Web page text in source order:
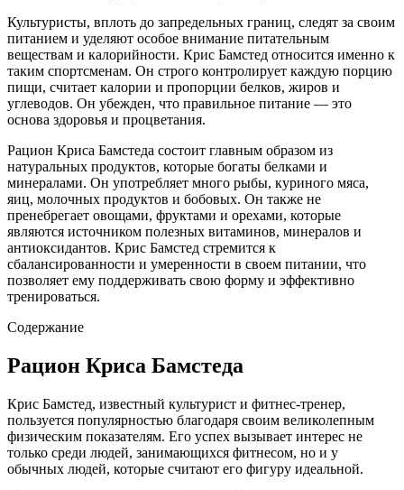
Культуристы, вплоть до запредельных границ, следят за своим
питанием и уделяют особое внимание питательным
веществам и калорийности. Крис Бамстед относится именно к
таким спортсменам. Он строго контролирует каждую порцию
пищи, считает калории и пропорции белков, жиров и
углеводов. Он убежден, что правильное питание — это
основа здоровья и процветания.
Рацион Криса Бамстеда состоит главным образом из
натуральных продуктов, которые богаты белками и
минералами. Он употребляет много рыбы, куриного мяса,
яиц, молочных продуктов и бобовых. Он также не
пренебрегает овощами, фруктами и орехами, которые
являются источником полезных витаминов, минералов и
антиоксидантов. Крис Бамстед стремится к
сбалансированности и умеренности в своем питании, что
позволяет ему поддерживать свою форму и эффективно
тренироваться.
Содержание
Рацион Криса Бамстеда
Крис Бамстед, известный культурист и фитнес-тренер,
пользуется популярностью благодаря своим великолепным
физическим показателям. Его успех вызывает интерес не
только среди людей, занимающихся фитнесом, но и у
обычных людей, которые считают его фигуру идеальной.